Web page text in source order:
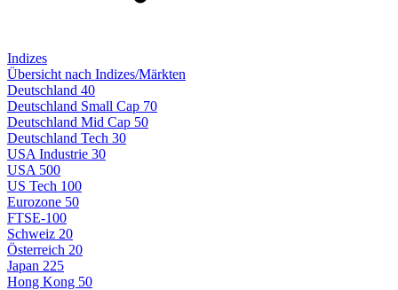
Indizes
Übersicht nach Indizes/Märkten
Deutschland 40
Deutschland Small Cap 70
Deutschland Mid Cap 50
Deutschland Tech 30
USA Industrie 30
USA 500
US Tech 100
Eurozone 50
FTSE-100
Schweiz 20
Österreich 20
Japan 225
Hong Kong 50